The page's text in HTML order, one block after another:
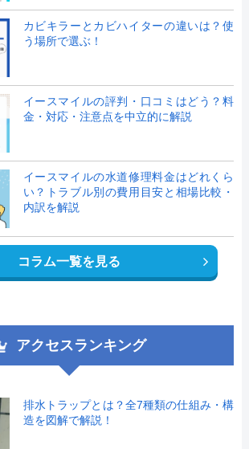
カビキラーとカビハイターの違いは？使
う場所で選ぶ！
イースマイルの評判・口コミはどう？料
金・対応・注意点を中立的に解説
イースマイルの水道修理料金はどれくら
い？トラブル別の費用目安と相場比較・
内訳を解説
コラム一覧を見る
アクセスランキング
排水トラップとは？全7種類の仕組み・構
造を図解で解説！